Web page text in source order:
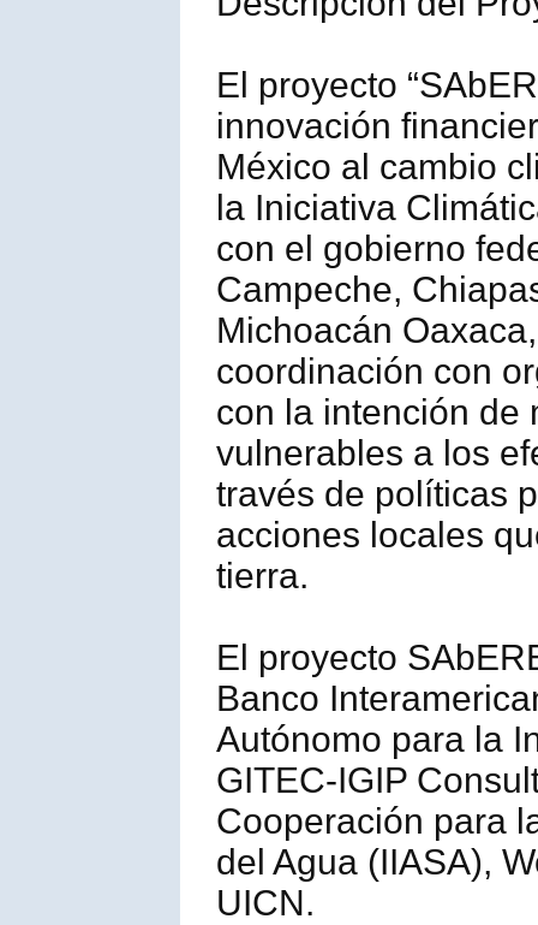
El proyecto
innovación
México al cambio
la Iniciativa
con el gobierno
Campeche,
Michoacán
coordinación con
con la intención de
vulnerables a los
través de políticas
acciones locales
tierra.
El proyecto
Banco
Autónomo para la
GITEC-IGIP
Cooperación para
del Agua (IIASA),
UICN.